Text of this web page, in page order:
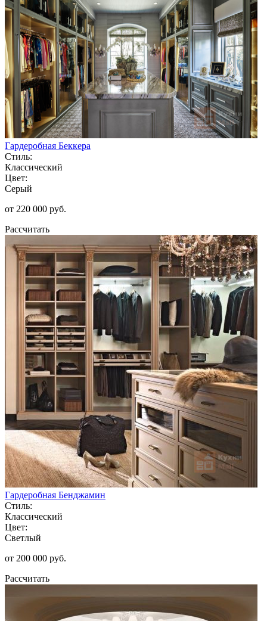
Гардеробная Беккера
Стиль:
Классический
Цвет:
Серый
от 220 000 руб.
Рассчитать
Гардеробная Бенджамин
Стиль:
Классический
Цвет:
Светлый
от 200 000 руб.
Рассчитать